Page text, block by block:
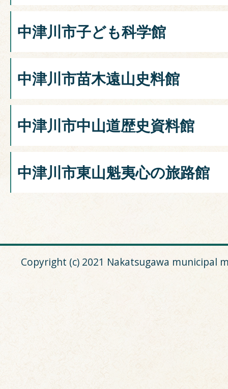
中津川市子ども科学館
中津川市苗木遠山史料館
中津川市中山道歴史資料館
中津川市東山魁夷心の旅路館
Copyright (c) 2021 Nakatsugawa municipal